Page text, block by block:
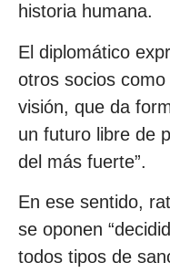
historia humana.
El diplomático
otros socios
visión, que da
un futuro libre de
del más fuerte”.
En ese sentido,
se oponen
todos tipos de